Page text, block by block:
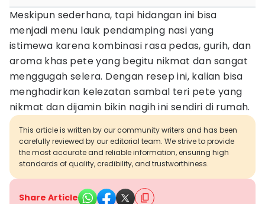
Meskipun sederhana, tapi hidangan ini bisa
menjadi menu lauk pendamping nasi yang
istimewa karena kombinasi rasa pedas, gurih, dan
aroma khas pete yang begitu nikmat dan sangat
menggugah selera. Dengan resep ini, kalian bisa
menghadirkan kelezatan sambal teri pete yang
nikmat dan dijamin bikin nagih ini sendiri di rumah.
This article is written by our community writers and has been
carefully reviewed by our editorial team. We strive to provide
the most accurate and reliable information, ensuring high
standards of quality, credibility, and trustworthiness.
Share Article